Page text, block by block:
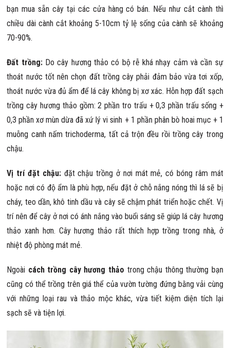
bạn mua sẵn cây tại các cửa hàng có bán. Nếu như cắt cành thì
chiều dài cành cắt khoảng 5-10cm tỷ lệ sống của cành sẽ khoảng
70-90%.
Đất trồng:Do cây hương thảo có bộ rễ khá nhạy cảm và cần sự
thoát nước tốt nên chọn đất trồng cây phải đảm bảo vừa tơi xốp,
thoát nước vừa đủ ẩm để lá cây không bị xơ xác. Hỗn hợp đất sạch
trồng cây hương thảo gồm: 2 phần tro trấu + 0,3 phần trấu sống +
0,3 phần xơ mùn dừa đã xứ lý vi sinh + 1 phần phân bò hoai mục + 1
muỗng canh nấm trichoderma, tất cả trộn đều rồi trồng cây trong
chậu.
Vị trí đặt chậu:đặt chậu trồng ở nơi mát mẻ, có bóng râm mát
hoặc nơi có độ ẩm là phù hợp, nếu đặt ở chỗ nắng nóng thì lá sẽ bị
cháy, teo dần, khô tinh dầu và cây sẽ chậm phát triển hoặc chết. Vị
trí nên để cây ở nơi có ánh nắng vào buổi sáng sẽ giúp lá cây hương
thảo xanh hơn. Cây hương thảo rất thích hợp trồng trong nhà, ở
nhiệt độ phòng mát mẻ.
Ngoài cách trồng cây hương thảo trong chậu thông thường bạn
cũng có thể trồng trên giá thể của vườn tường đứng bằng vải cùng
với những loại rau và thảo mộc khác, vừa tiết kiệm diện tích lại
sạch sẽ và tiện lợi.